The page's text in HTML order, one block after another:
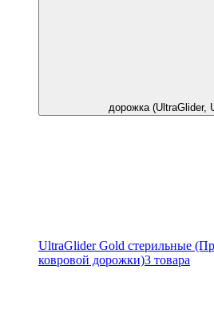
дорожка (UltraGlider,
UltraGlider Gold стерильные
ковровой дорожки)3 товара